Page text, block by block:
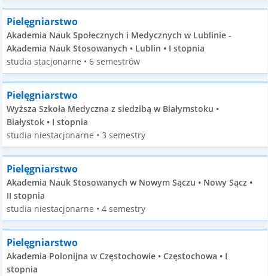
Pielęgniarstwo
Akademia Nauk Społecznych i Medycznych w Lublinie -
Akademia Nauk Stosowanych • Lublin • I stopnia
studia stacjonarne • 6 semestrów
Pielęgniarstwo
Wyższa Szkoła Medyczna z siedzibą w Białymstoku •
Białystok • I stopnia
studia niestacjonarne • 3 semestry
Pielęgniarstwo
Akademia Nauk Stosowanych w Nowym Sączu • Nowy Sącz •
II stopnia
studia niestacjonarne • 4 semestry
Pielęgniarstwo
Akademia Polonijna w Częstochowie • Częstochowa • I
stopnia